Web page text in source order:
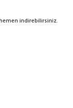
indirebilirsiniz.